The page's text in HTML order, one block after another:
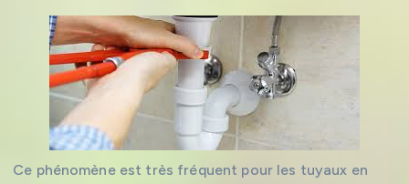
Ce phénomène est très fréquent pour les tuyaux en